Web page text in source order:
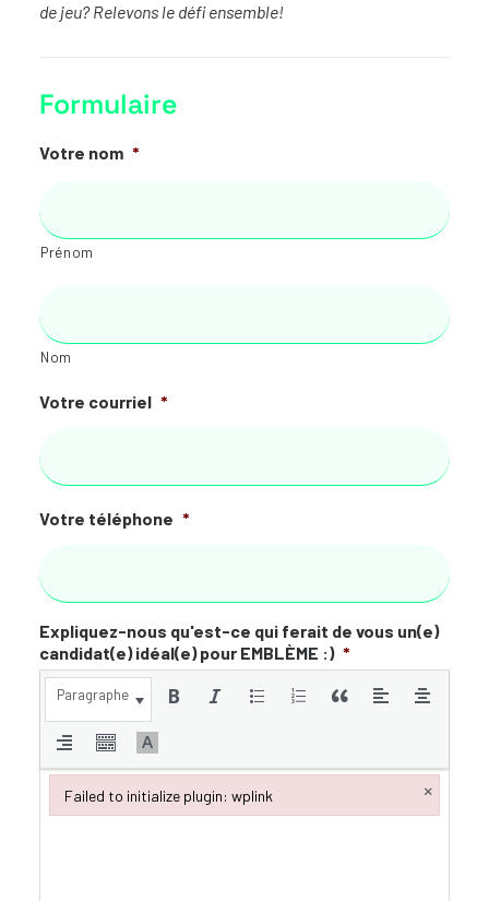
de jeu? Relevons le défi ensemble!
Formulaire
Votre nom *
Prénom
Nom
Votre courriel *
Votre téléphone *
Expliquez-nous qu'est-ce qui ferait de vous un(e)
candidat(e) idéal(e) pour EMBLÈME :) *
Paragraphe
Failed to initialize plugin: wplink ×
Failed to initialize plugin: wplink